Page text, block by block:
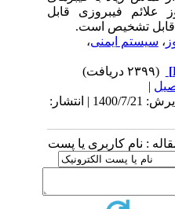
فیبروزی قابل
قابل تشخیص است.
، سیستم ایمنی،
|
دریافت: 1391/10/19 | پذیرش: 1400/7/21 | انتشار:
: نام کاربری یا پست